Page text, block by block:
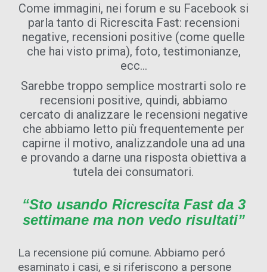
Come immagini, nei forum e su Facebook si
parla tanto di Ricrescita Fast: recensioni
negative, recensioni positive (come quelle
che hai visto prima), foto, testimonianze,
ecc…
Sarebbe troppo semplice mostrarti solo re
recensioni positive, quindi, abbiamo
cercato di analizzare le recensioni negative
che abbiamo letto più frequentemente per
capirne il motivo, analizzandole una ad una
e provando a darne una risposta obiettiva a
tutela dei consumatori.
“Sto usando Ricrescita Fast da 3
settimane ma non vedo risultati”
La recensione piú comune. Abbiamo peró
esaminato i casi, e si riferiscono a persone